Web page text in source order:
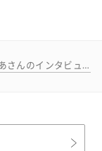
「フィロソフィーのダンス」佐藤まりあさんのインタビュー